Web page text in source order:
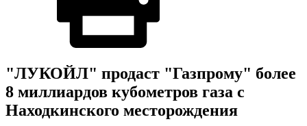
"ЛУКОЙЛ" продаст "Газпрому" более
8 миллиардов кубометров газа с
Находкинского месторождения